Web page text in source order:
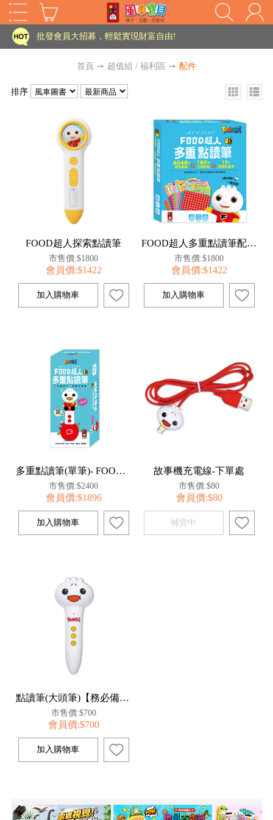
家長樂了!「風車書版集團暨FOOD超人企業總部」目前正興建中!
批發會員大招募，輕鬆實現財富自由!
老師您好!!幼教會員火熱招募中~
批發會員大招募，輕鬆實現財富自由!
老師您好!!幼教會員火熱招募中~
首頁 ➙ 超值組 / 福利區 ➙ 配件
排序
FOOD超人探索點讀筆
市售價:$1800
會員價:$1422
FOOD超人多重點讀筆配件（錄音貼紙+歌曲點讀卡）
市售價:$1800
會員價:$1422
多重點讀筆(單筆)- FOOD超人
市售價:$2400
會員價:$1896
故事機充電線-下單處
市售價:$80
會員價:$80
點讀筆(大頭筆)【務必備註書籍名稱】**單買**
市售價:$700
會員價:$700